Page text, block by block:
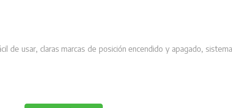
de usar, claras marcas de posición encendido y apagado,